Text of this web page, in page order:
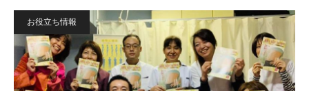
お役立ち情報